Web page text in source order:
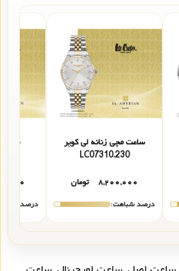
ساعت مچی زنانه لی کوپر
LC07310.230
۸,۲۰۰,۰۰۰
تومان
درصد شباهت:
درصد